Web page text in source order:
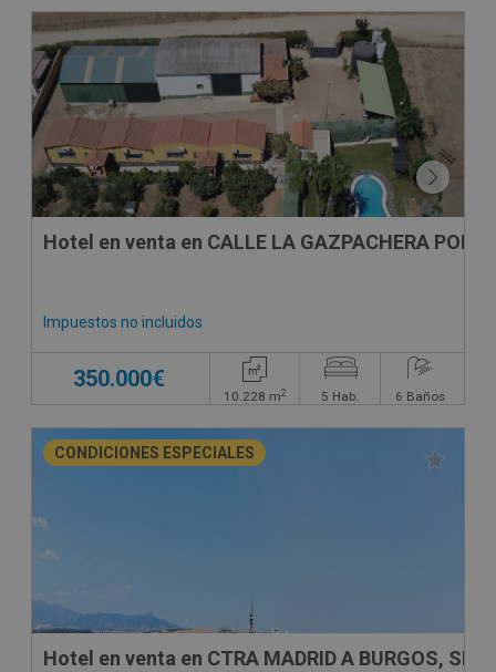
Hotel en venta en CALLE LA GAZPACHERA
Impuestos no incluidos
350.000€
10.228 m2 5 Hab. 6 Baños
CONDICIONES ESPECIALES
Hotel en venta en CTRA MADRID A BURGOS, SN